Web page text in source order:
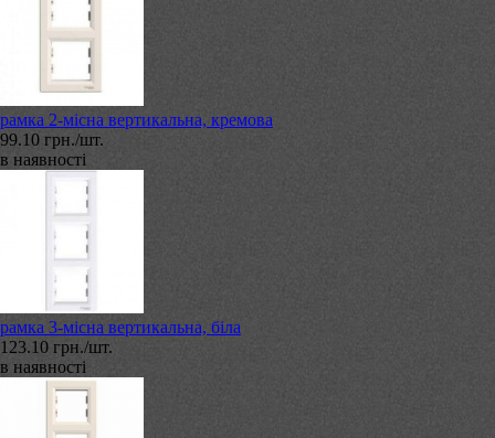
рамка 2-місна вертикальна, кремова
99.10 грн./шт.
в наявності
рамка 3-місна вертикальна, біла
123.10 грн./шт.
в наявності